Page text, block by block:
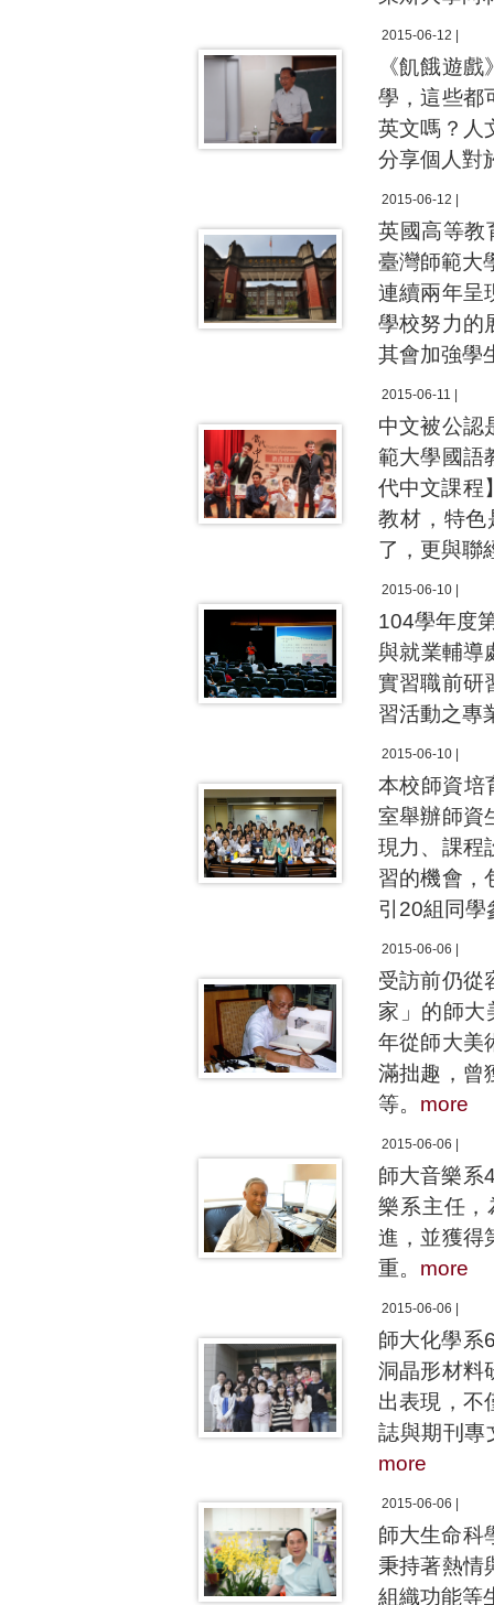
2015-06-12 |
《飢餓遊
學，這些都
英文嗎？人
分享個人對
2015-06-12 |
英國高等教
臺灣師範大
連續兩年呈
學校努力的
其會加強學
2015-06-11 |
中文被公認
範大學國語
代中文課程
教材，特色
了，更與聯
2015-06-10 |
104學年度
與就業輔導
實習職前研
習活動之專
2015-06-10 |
本校師資培
室舉辦師資
現力、課程
習的機會，
引20組同學
2015-06-06 |
受訪前仍從
家」的師大
年從師大美
滿拙趣，曾
等。 more
2015-06-06 |
師大音樂系
樂系主任，
進，並獲得
重。 more
2015-06-06 |
師大化學系
洞晶形材料
出表現，不
誌與期刊專
more
2015-06-06 |
師大生命科
秉持著熱情
組織功能等